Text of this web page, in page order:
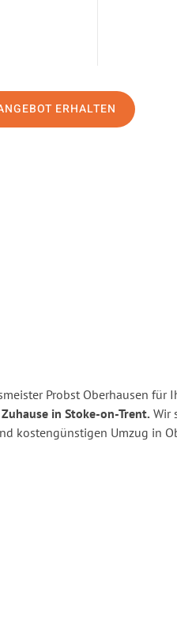
ERHALTEN
Probst Oberhausen für
in Stoke-on-Trent. Wir
kostengünstigen Umzug in